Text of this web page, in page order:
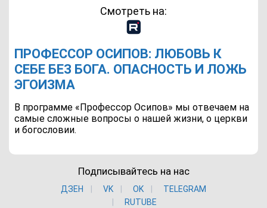
Смотреть на:
ПРОФЕССОР ОСИПОВ: ЛЮБОВЬ К
СЕБЕ БЕЗ БОГА. ОПАСНОСТЬ И ЛОЖЬ
ЭГОИЗМА
В программе «Профессор Осипов» мы отвечаем на
самые сложные вопросы о нашей жизни, о церкви
и богословии.
Подписывайтесь на нас
ДЗЕН VK ОK
TELEGRAM
RUTUBE